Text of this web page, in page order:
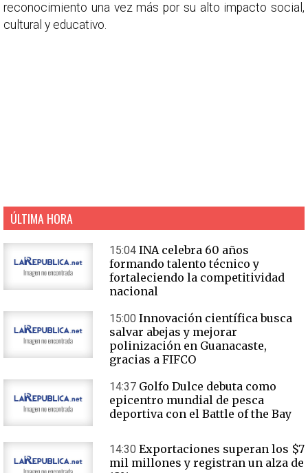
reconocimiento una vez más por su alto impacto social,
cultural y educativo.
ÚLTIMA HORA
15:04 INA celebra 60 años
formando talento técnico y
fortaleciendo la competitividad
nacional
15:00 Innovación científica busca
salvar abejas y mejorar
polinización en Guanacaste,
gracias a FIFCO
14:37 Golfo Dulce debuta como
epicentro mundial de pesca
deportiva con el Battle of the Bay
14:30 Exportaciones superan los $7
mil millones y registran un alza de